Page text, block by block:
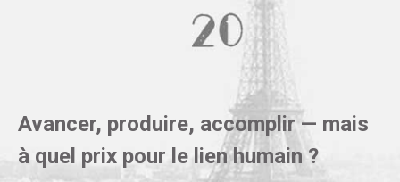
Avancer, produire, accomplir — mais
à quel prix pour le lien humain ?